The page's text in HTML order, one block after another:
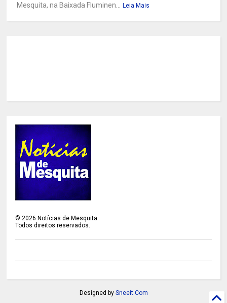
Mesquita, na Baixada Fluminen...
Leia Mais
©2026 Notícias de Mesquita
Todos direitos reservados.
Designed by Sneeit.Com